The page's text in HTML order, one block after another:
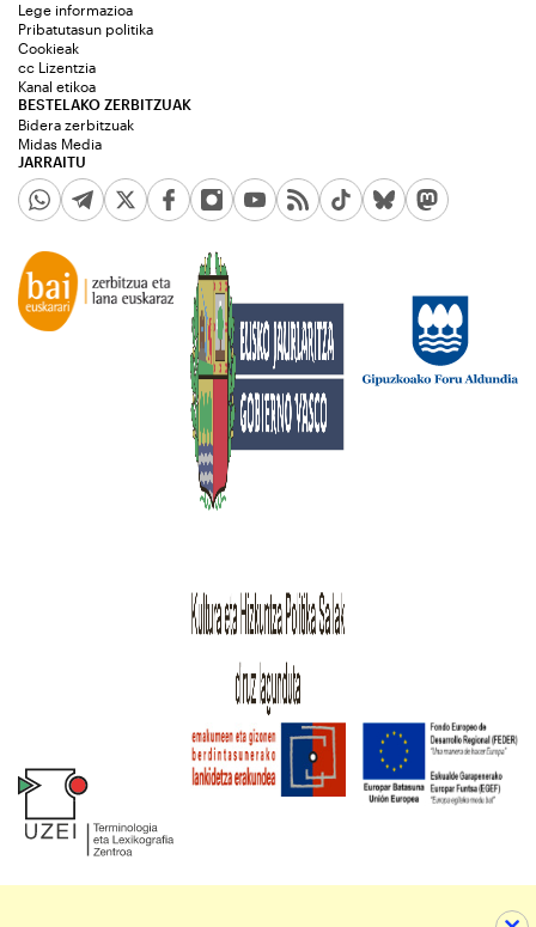
JARRAITU
Lege informazioa
Pribatutasun politika
Cookieak
cc Lizentzia
Kanal etikoa
BESTELAKO ZERBITZUAK
Bidera zerbitzuak
Midas Media